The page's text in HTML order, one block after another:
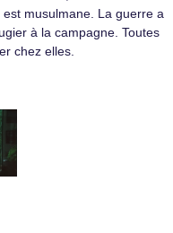
musulmane. La guerre a
à la campagne. Toutes
chez elles.